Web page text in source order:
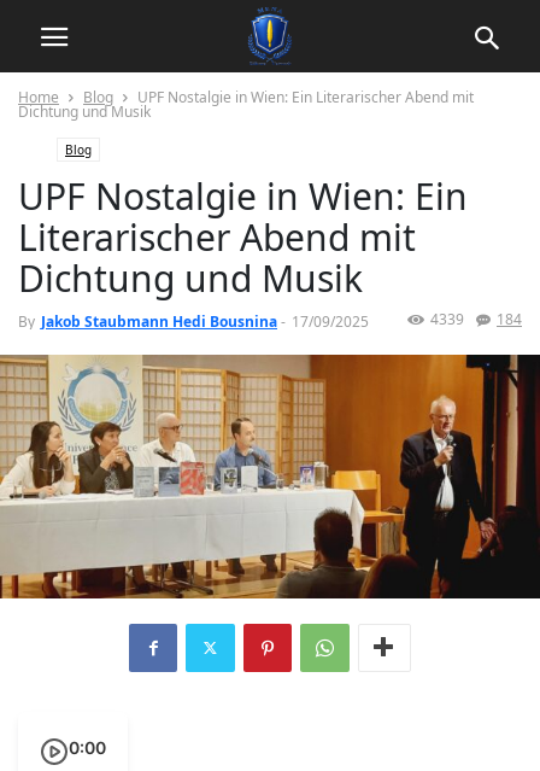
Home Blog UPF Nostalgie in Wien: Ein Literarischer Abend mit
Dichtung und Musik
Blog
UPF Nostalgie in Wien: Ein
Literarischer Abend mit
Dichtung und Musik
By Jakob Staubmann Hedi Bousnina- 17/09/2025 184
4339
0:00